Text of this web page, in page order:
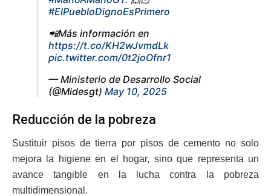
#ElPuebloDignoEsPrimero
📲Más información en
https://t.co/KH2wJvmdLk
pic.twitter.com/0t2joOfnr1
— Ministerio de Desarrollo Social
(@Midesgt) May 10, 2025
Reducción de la pobreza
Sustituir pisos de tierra por pisos de cemento no solo
mejora la higiene en el hogar, sino que representa un
avance tangible en la lucha contra la pobreza
multidimensional.